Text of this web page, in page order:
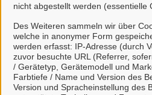
nicht abgestellt werden (essentielle
Des Weiteren sammeln wir über
welche in anonymer Form
werden erfasst: IP-Adresse (durch
zuvor besuchte URL (Referrer,
/ Gerätetyp, Gerätemodell und
Farbtiefe / Name und Version des
Version und Spracheinstellung des
4. Kommunikation über